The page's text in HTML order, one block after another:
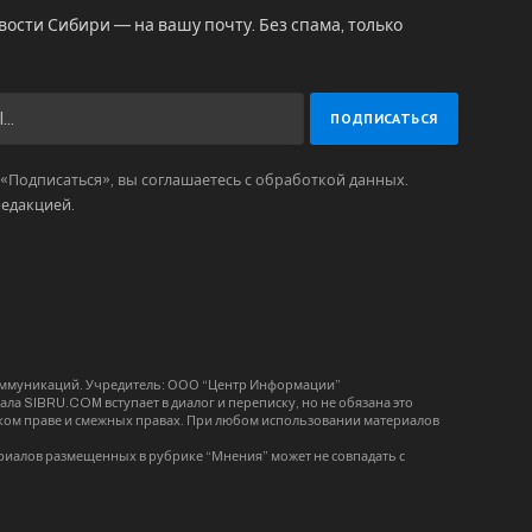
Сибири — на вашу почту. Без спама, только
вы соглашаетесь с обработкой данных.
.
Учредитель: ООО “Центр Информации”
SIBRU.COM вступает в диалог и переписку, но не обязана это
праве и смежных правах. При любом использовании материалов
размещенных в рубрике “Мнения” может не совпадать с